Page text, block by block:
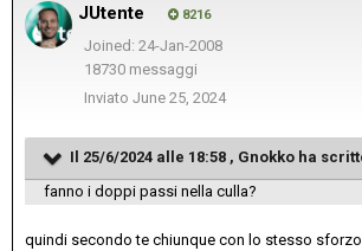
JUtente 8216
Joined: 24-Jan-2008
18730 messaggi
Inviato June 25, 2024
Il 25/6/2024 alle 18:58 , Gnokko ha
fanno i doppi passi nella culla?
quindi secondo te chiunque con lo stesso